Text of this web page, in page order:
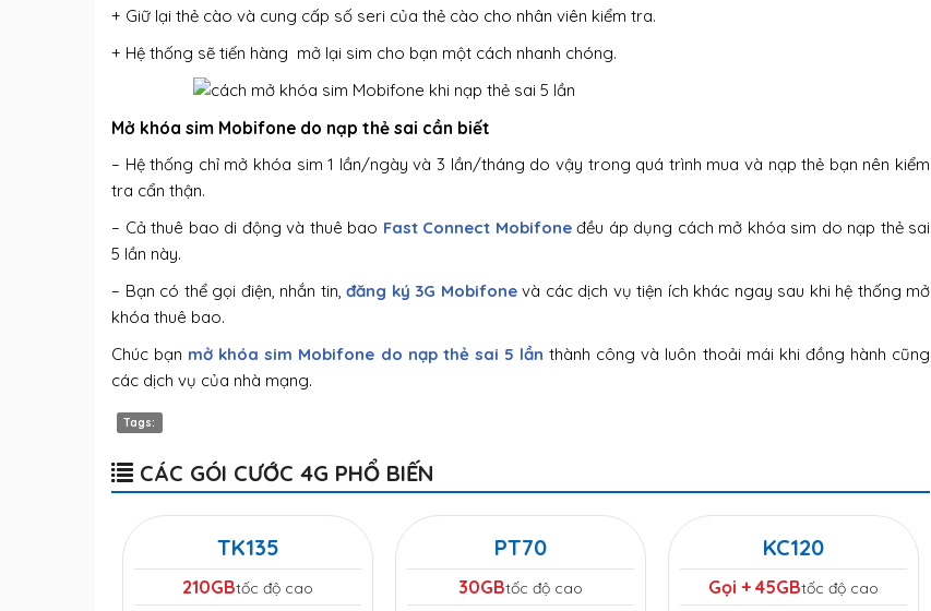
+ Giữ lại thẻ cào và cung cấp số seri của thẻ cào cho nhân viên kiểm tra.
+ Hệ thống sẽ tiến hàng mở lại sim cho bạn một cách nhanh chóng.
Mở khóa sim Mobifone do nạp thẻ sai cần biết
– Hệ thống chỉ mở khóa sim 1 lần/ngày và 3 lần/tháng do vậy trong quá trình mua và nạp thẻ bạn nên kiểm
tra cẩn thận.
– Cả thuê bao di động và thuê bao Fast Connect Mobifoneđều áp dụng cách mở khóa sim do nạp thẻ sai
5 lần này.
– Bạn có thể gọi điện, nhắn tin, đăng ký 3G Mobifonevà các dịch vụ tiện ích khác ngay sau khi hệ thống mở
khóa thuê bao.
Chúc bạn mở khóa sim Mobifone do nạp thẻ sai 5 lần thành công và luôn thoải mái khi đồng hành cũng
các dịch vụ của nhà mạng.
Tags:
CÁC GÓI CƯỚC 4G PHỔ BIẾN
TK135
210GBtốc độ cao
PT70
30GBtốc độ cao
KC120
Gọi + 45GBtốc độ cao